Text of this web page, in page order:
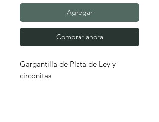
Agregar
Comprar ahora
Gargantilla de Plata de Ley y
circonitas